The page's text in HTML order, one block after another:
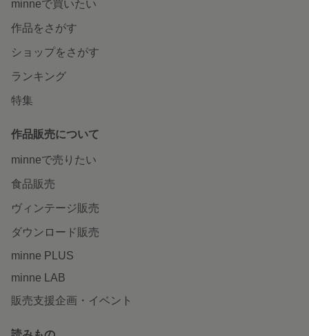
minneで買いたい
作品をさがす
ショップをさがす
ランキング
特集
作品販売について
minneで売りたい
食品販売
ヴィンテージ販売
ダウンロード販売
minne PLUS
minne LAB
販売支援企画・イベント